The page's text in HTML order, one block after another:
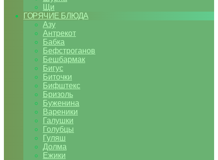
Щи
ГОРЯЧИЕ БЛЮДА
Азу
Антрекот
Бабка
Бефстроганов
Бешбармак
Бигус
Биточки
Бифштекс
Бризоль
Буженина
Вареники
Галушки
Голубцы
Гуляш
Долма
Ежики